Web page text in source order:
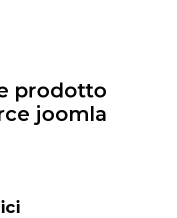
prodotto
joomla